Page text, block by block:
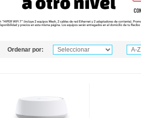
Ordenar por: